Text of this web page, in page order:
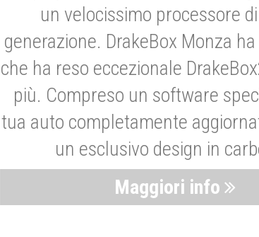
un velocissimo processore
generazione. DrakeBox Monza
che ha reso eccezionale
più. Compreso un software
tua auto completamente
un esclusivo design in
Maggiori info